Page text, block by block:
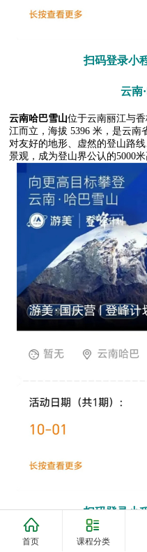
扫码登录小
云南
云南哈巴雪山位于云南丽江与
江而立，海拔 5396 米，是云南
对友好的地形、虚然的登山路
景观，成为登山界公认的5000
扫码登录小
青海
首页 课程分类